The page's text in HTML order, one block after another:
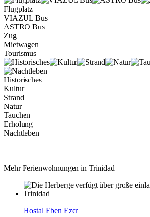
Flugplatz
VIAZUL Bus
ASTRO Bus
Zug
Mietwagen
Tourismus
Historisches
Kultur
Strand
Natur
Tauchen
Erholung
Nachtleben
Mehr Ferienwohnungen in Trinidad
Hostal Eben Ezer